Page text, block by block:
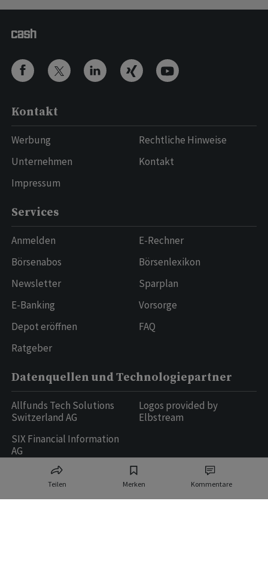
Teilen Merken Kommentare
Kontakt
Werbung
Unternehmen
Impressum
Rechtliche Hinweise
Kontakt
Services
Anmelden
Börsenabos
Newsletter
E-Banking
Depot eröffnen
Ratgeber
E-Rechner
Börsenlexikon
Sparplan
Vorsorge
FAQ
Datenquellen und Technologiepartner
Allfunds Tech Solutions
Switzerland AG
SIX Financial Information
AG
Logos provided by
Elbstream